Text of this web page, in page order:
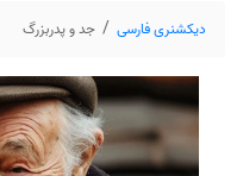
دیکشنری فارسی جد و پدربزرگ